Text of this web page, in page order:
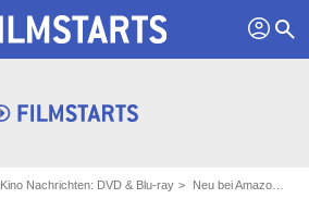
profil search
Kino Nachrichten: DVD & Blu-ray Neu bei Amazon Prime Video: Die nächsten Horror-Schocker der "The Purge"- und "Halloween"-Macher